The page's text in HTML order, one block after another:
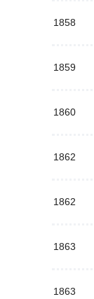
1858
1859
1860
1862
1862
1863
1863